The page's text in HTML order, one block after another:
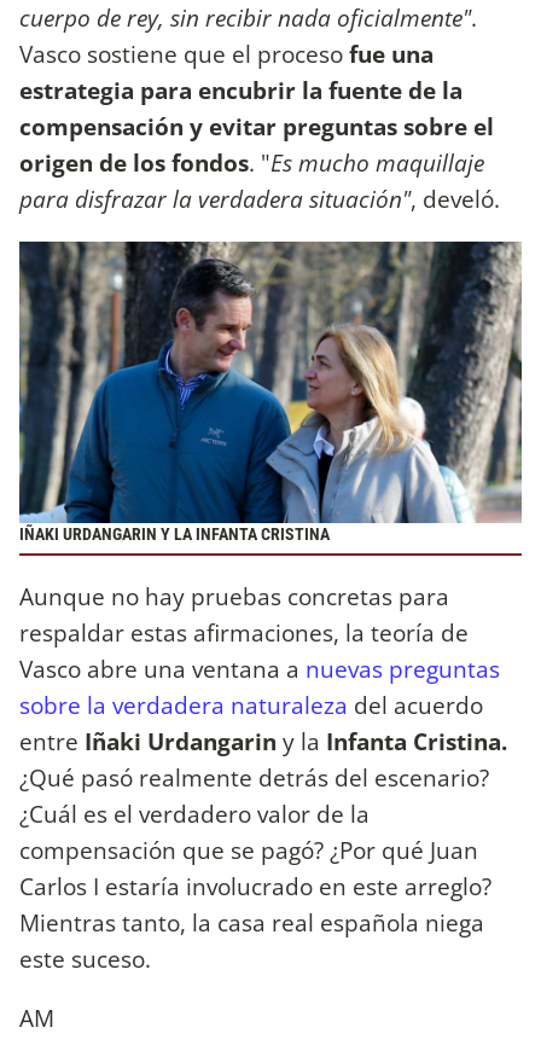
cuerpo de rey, sin recibir nada oficialmente".
Vasco sostiene que el procesofue una
estrategia para encubrir la fuente de la
compensación y evitar preguntas sobre el
origen de los fondos. "Es mucho maquillaje
para disfrazar la verdadera situación", develó.
IÑAKI URDANGARIN Y LA INFANTA CRISTINA
Aunque no hay pruebas concretas para
respaldar estas afirmaciones, la teoría de
Vasco abre una ventana a nuevas preguntas
sobre la verdadera naturaleza del acuerdo
entre Iñaki Urdangarin y la Infanta Cristina.
¿Qué pasó realmente detrás del escenario?
¿Cuál es el verdadero valor de la
compensación que se pagó? ¿Por qué Juan
Carlos I estaría involucrado en este arreglo?
Mientras tanto, la casa real española niega
este suceso.
AM